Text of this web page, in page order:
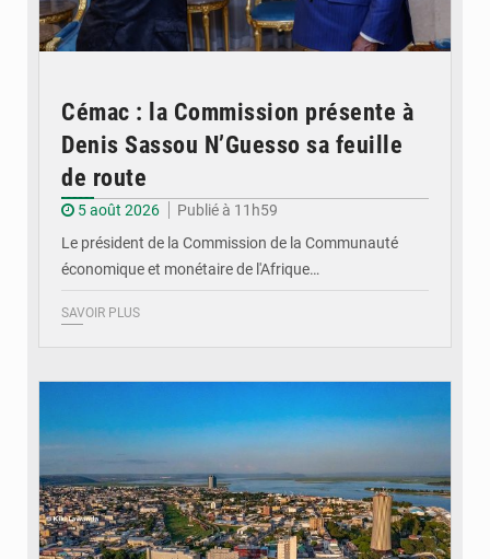
Cémac : la Commission présente à
Denis Sassou N’Guesso sa feuille
de route
5 août 2026
Publié à 11h59
Le président de la Commission de la Communauté
économique et monétaire de l'Afrique…
SAVOIR PLUS